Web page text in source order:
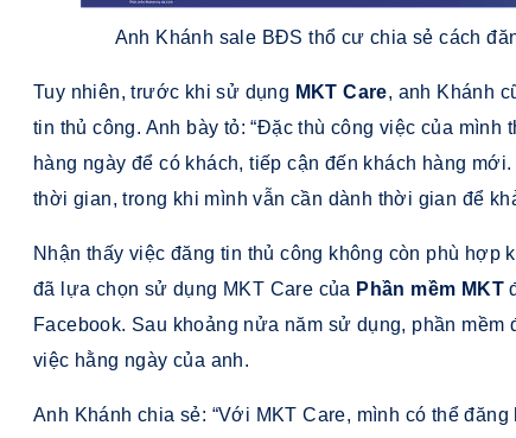
Anh Khánh sale BĐS thổ cư chia sẻ cách
Tuy nhiên, trước khi sử dụng MKT Care, anh Khánh
tin thủ công. Anh bày tỏ: “Đặc thù công việc của mình
hàng ngày để có khách, tiếp cận đến khách hàng
thời gian, trong khi mình vẫn cần dành thời gian để
Nhận thấy việc đăng tin thủ công không còn phù hợp
đã lựa chọn sử dụng MKT Care của Phần mềm MKT
Facebook. Sau khoảng nửa năm sử dụng, phần
việc hằng ngày của anh.
Anh Khánh chia sẻ: “Với MKT Care, mình có thể